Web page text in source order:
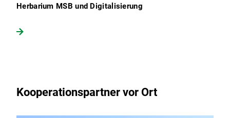
Herbarium MSB und Digitalisierung
Kooperationspartner vor Ort